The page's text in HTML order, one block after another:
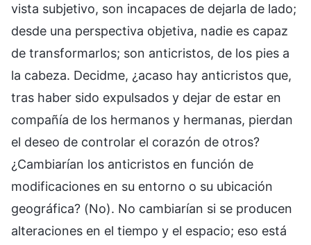
vista subjetivo, son incapaces de dejarla de lado;
desde una perspectiva objetiva, nadie es capaz
de transformarlos; son anticristos, de los pies a
la cabeza. Decidme, ¿acaso hay anticristos que,
tras haber sido expulsados y dejar de estar en
compañía de los hermanos y hermanas, pierdan
el deseo de controlar el corazón de otros?
¿Cambiarían los anticristos en función de
modificaciones en su entorno o su ubicación
geográfica? (No). No cambiarían si se producen
alteraciones en el tiempo y el espacio; eso está